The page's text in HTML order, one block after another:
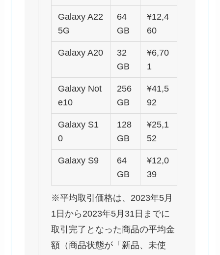
Galaxy A22
5G
64
GB
¥12,4
60
Galaxy A20
32
GB
¥6,70
1
Galaxy Not
e10
256
GB
¥41,5
92
Galaxy S1
0
128
GB
¥25,1
52
Galaxy S9
64
GB
¥12,0
39
※平均取引価格は、2023年5月
1日から2023年5月31日までに
取引完了となった商品の平均金
額（商品状態が「新品、未使